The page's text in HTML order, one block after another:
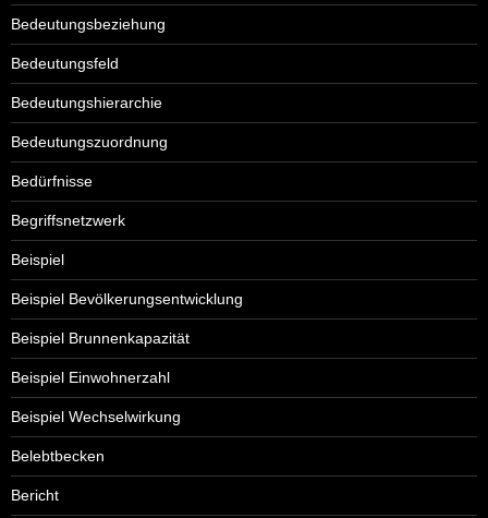
Bedeutungsbeziehung
Bedeutungsfeld
Bedeutungshierarchie
Bedeutungszuordnung
Bedürfnisse
Begriffsnetzwerk
Beispiel
Beispiel Bevölkerungsentwicklung
Beispiel Brunnenkapazität
Beispiel Einwohnerzahl
Beispiel Wechselwirkung
Belebtbecken
Bericht